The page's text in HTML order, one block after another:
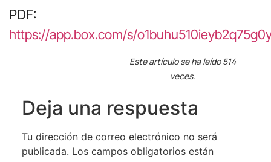
PDF:
https://app.box.com/s/
Este artículo se ha leído 514
veces.
Deja una respuesta
Tu dirección de correo electrónico no será
publicada. Los campos obligatorios están